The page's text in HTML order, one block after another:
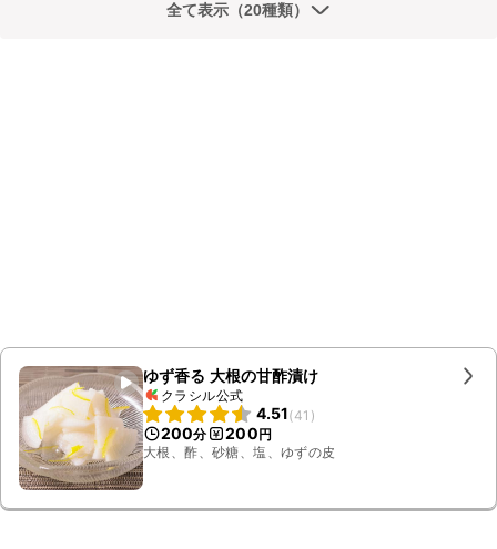
全て表示（20種類）
ゆず香る 大根の甘酢漬け
クラシル公式
4.51(41 )
200分 200円
大根、酢、砂糖、塩、ゆずの皮